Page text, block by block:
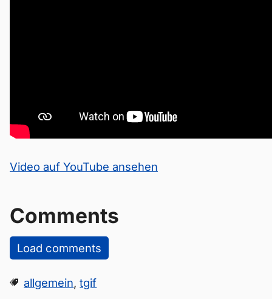
Video auf YouTube ansehen
Comments
Load comments
allgemein,tgif